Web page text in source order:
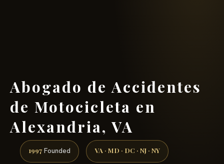
Abogado de Accidentes
de Motocicleta en
Alexandria, VA
1997 Founded VA · MD · DC · NJ · NY